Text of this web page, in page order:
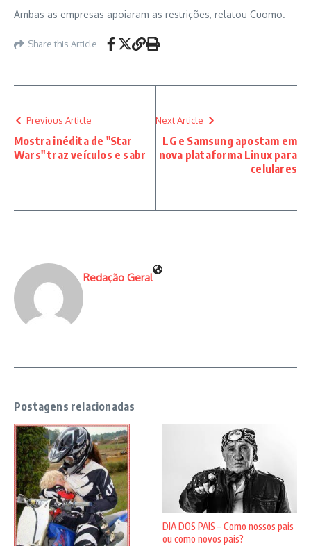
Ambas as empresas apoiaram as restrições, relatou Cuomo.
Share this Article
Previous Article
Mostra inédita de "Star
Wars" traz veículos e sabr
Next Article
LG e Samsung apostam em
nova plataforma Linux para
celulares
Redação Geral
Postagens relacionadas
DIA DOS PAIS – Como nossos pais
ou como novos pais?